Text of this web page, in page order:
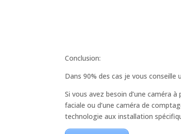
Conclusion:
Dans 90% des cas je vous
Si vous avez besoin d’une caméra
faciale ou d’une caméra de
technologie aux installation